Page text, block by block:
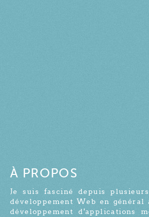
À PROPOS
Je suis fasciné depuis
développement Web en général
développement d'applications